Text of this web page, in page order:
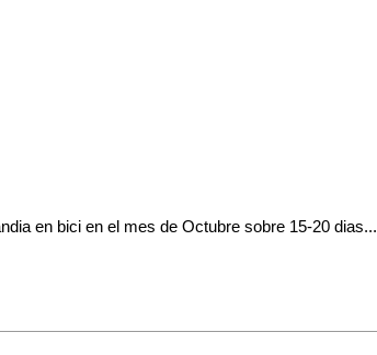
en bici en el mes de Octubre sobre 15-20 dias...